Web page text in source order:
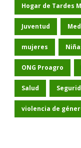
Hogar de Tardes
Juventud
mujeres
ONG Proagro
Salud
violencia de